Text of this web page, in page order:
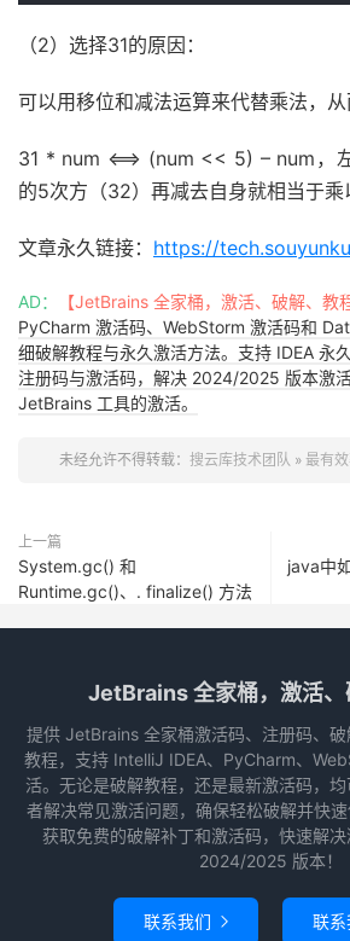
（2）选择31的原因：
可以用移位和减法运算来代替乘法，从
31 * num <==> (num << 5) – num，
的5次方（32）再减去自身就相当于乘
文章永久链接： https://
AD： 【JetBrains 全家桶，激活、破解、教
PyCharm 激活码、WebStorm 激活码和
细破解教程与永久激活方法。支持 IDEA 永
注册码与激活码，解决 2024/2025 版本激
JetBrains 工具的激活。
未经允许不得转载： 搜云库技术团队 » 最有
上一篇
System.gc() 和
Runtime.gc()、. finalize() 方法
java中
JetBrains 全家桶，激活、
提供 JetBrains 全家桶激活码、注册码、
教程，支持 IntelliJ IDEA、PyCharm、
活。无论是破解教程，还是最新激活码，
者解决常见激活问题，确保轻松破解并快速
获取免费的破解补丁和激活码，快速解
2024/2025 版本！
联系我们  联系